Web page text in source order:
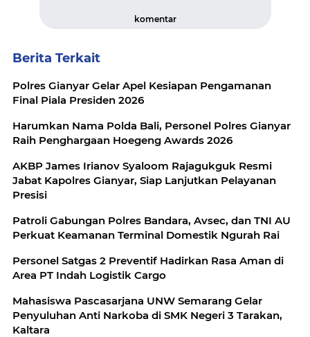
komentar
Berita Terkait
Polres Gianyar Gelar Apel Kesiapan Pengamanan
Final Piala Presiden 2026
Harumkan Nama Polda Bali, Personel Polres Gianyar
Raih Penghargaan Hoegeng Awards 2026
AKBP James Irianov Syaloom Rajagukguk Resmi
Jabat Kapolres Gianyar, Siap Lanjutkan Pelayanan
Presisi
Patroli Gabungan Polres Bandara, Avsec, dan TNI AU
Perkuat Keamanan Terminal Domestik Ngurah Rai
Personel Satgas 2 Preventif Hadirkan Rasa Aman di
Area PT Indah Logistik Cargo
Mahasiswa Pascasarjana UNW Semarang Gelar
Penyuluhan Anti Narkoba di SMK Negeri 3 Tarakan,
Kaltara